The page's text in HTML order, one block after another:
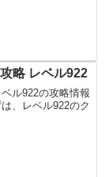
略 レベル922
ル922の攻略情報
、レベル922のク